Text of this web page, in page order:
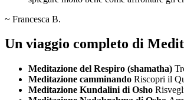
~ Francesca B.
Un viaggio completo di
Meditazione del Respiro (shamatha)
Meditazione camminando Riscopri il
Meditazione Kundalini di Osho